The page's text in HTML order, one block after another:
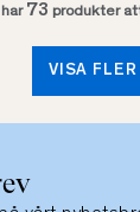
73 produkter
VISA FLER